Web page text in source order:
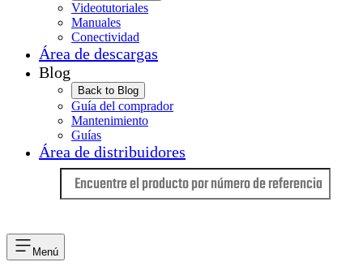
Videotutoriales
Manuales
Conectividad
Área de descargas
Blog
Back to Blog
Guía del comprador
Mantenimiento
Guías
Área de distribuidores
Menú